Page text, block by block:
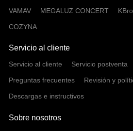
VAMAV MEGALUZ CONCERT
COZYNA
Servicio al cliente
Servicio al cliente Servicio postventa
Preguntas frecuentes Revisión y
Descargas e instructivos
Sobre nosotros